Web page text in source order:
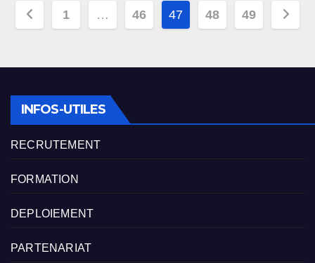
Pagination
publications
1 … 46 47 48 49
INFOS-UTILES
RECRUTEMENT
FORMATION
DEPLOIEMENT
PARTENARIAT